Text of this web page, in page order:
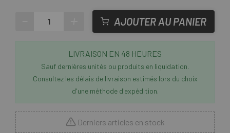
AJOUTER AU PANIER
LIVRAISON EN 48 HEURES
Sauf dernières unités ou produits en liquidation.
Consultez les délais de livraison estimés lors du choix
d'une méthode d'expédition.
Derniers articles en stock